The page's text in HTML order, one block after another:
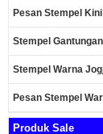
Pesan Stempel
Stempel
Stempel Warna
Pesan Stempel
Produk Sale